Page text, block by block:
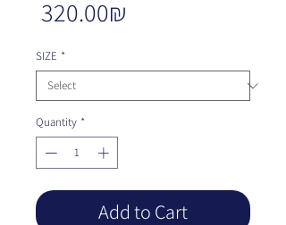
‏320.00 ‏₪
SIZE *
Quantity *
Add to Cart